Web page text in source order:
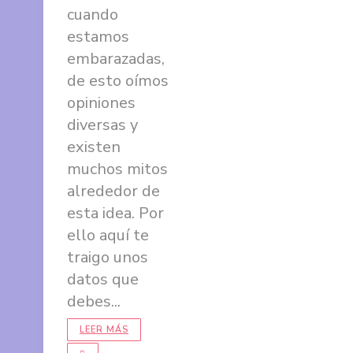
cuando
estamos
embarazadas,
de esto oímos
opiniones
diversas y
existen
muchos mitos
alrededor de
esta idea. Por
ello aquí te
traigo unos
datos que
debes...
LEER MÁS